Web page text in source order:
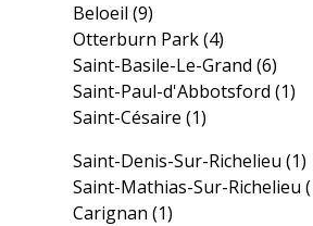
Beloeil(9)
Otterburn Park(4)
Saint-Basile-Le-Grand(6)
Saint-Paul-d'Abbotsford(1)
Saint-Césaire(1)
Saint-Denis-Sur-Richelieu(1)
Saint-Mathias-Sur-Richelieu
Carignan(1)